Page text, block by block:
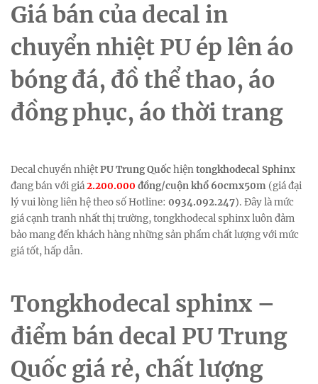
Giá bán của decal in
chuyển nhiệt PU ép lên áo
bóng đá, đồ thể thao, áo
đồng phục, áo thời trang
Decal chuyển nhiệtPU Trung Quốchiệntongkhodecal Sphinx
đang bán với giá2.200.000 đồng/cuộn khổ 60cmx50m (giá đại
lý vui lòng liên hệ theo số Hotline: 0934.092.247). Đây là mức
giá cạnh tranh nhất thị trường, tongkhodecal sphinx luôn đảm
bảo mang đến khách hàng những sản phẩm chất lượng với mức
giá tốt, hấp dẫn.
Tongkhodecal sphinx –
điểm bán decal PU Trung
Quốc giá rẻ, chất lượng